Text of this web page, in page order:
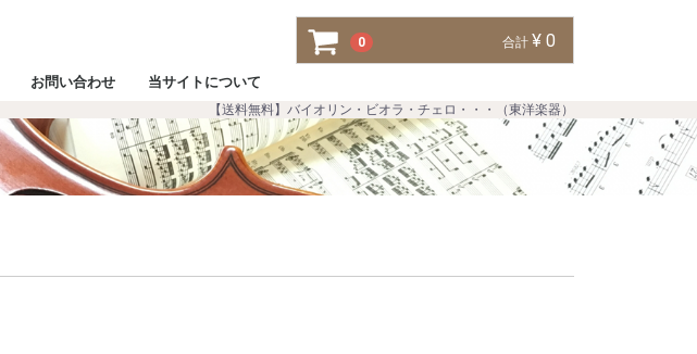
0 合計 ¥ 0
お問い合わせ 当サイトについて
【送料無料】バイオリン・ビオラ・チェロ・・・（東洋楽器）